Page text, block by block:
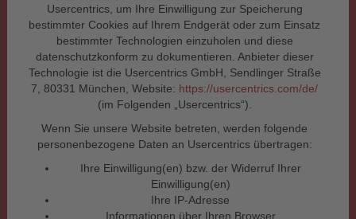
Usercentrics, um Ihre Einwilligung zur Speicherung
bestimmter Cookies auf Ihrem Endgerät oder zum Einsatz
bestimmter Technologien einzuholen und diese
datenschutzkonform zu dokumentieren. Anbieter dieser
Technologie ist die Usercentrics GmbH, Sendlinger Straße
7, 80331 München, Website: https://usercentrics.com/de/
(im Folgenden „Usercentrics“).
Wenn Sie unsere Website betreten, werden folgende
personenbezogene Daten an Usercentrics übertragen:
Ihre Einwilligung(en) bzw. der Widerruf Ihrer
Einwilligung(en)
Ihre IP-Adresse
Informationen über Ihren Browser